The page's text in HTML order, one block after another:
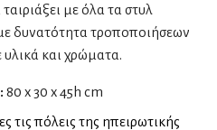
με όλα τα στυλ
δυνατότητα τροποποιήσεων
και χρώματα.
80 x 30 x 45h cm
πόλεις της ηπειρωτικής